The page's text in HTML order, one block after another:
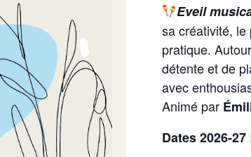
Eveil
sa créativité, le
pratique.
détente et de
avec
Animé par
Dates 2026-27